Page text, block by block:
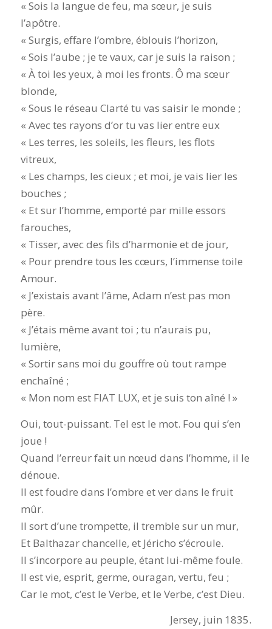
« Sois la langue de feu, ma sœur, je suis
l’apôtre.
« Surgis, effare l’ombre, éblouis l’horizon,
« Sois l’aube ; je te vaux, car je suis la raison ;
« À toi les yeux, à moi les fronts. Ô ma sœur
blonde,
« Sous le réseau Clarté tu vas saisir le monde ;
« Avec tes rayons d’or tu vas lier entre eux
« Les terres, les soleils, les fleurs, les flots
vitreux,
« Les champs, les cieux ; et moi, je vais lier les
bouches ;
« Et sur l’homme, emporté par mille essors
farouches,
« Tisser, avec des fils d’harmonie et de jour,
« Pour prendre tous les cœurs, l’immense toile
Amour.
« J’existais avant l’âme, Adam n’est pas mon
père.
« J’étais même avant toi ; tu n’aurais pu,
lumière,
« Sortir sans moi du gouffre où tout rampe
enchaîné ;
« Mon nom est FIAT LUX, et je suis ton aîné ! »
Oui, tout-puissant. Tel est le mot. Fou qui s’en
joue !
Quand l’erreur fait un nœud dans l’homme, il le
dénoue.
Il est foudre dans l’ombre et ver dans le fruit
mûr.
Il sort d’une trompette, il tremble sur un mur,
Et Balthazar chancelle, et Jéricho s’écroule.
Il s’incorpore au peuple, étant lui-même foule.
Il est vie, esprit, germe, ouragan, vertu, feu ;
Car le mot, c’est le Verbe, et le Verbe, c’est Dieu.
Jersey, juin 1835.